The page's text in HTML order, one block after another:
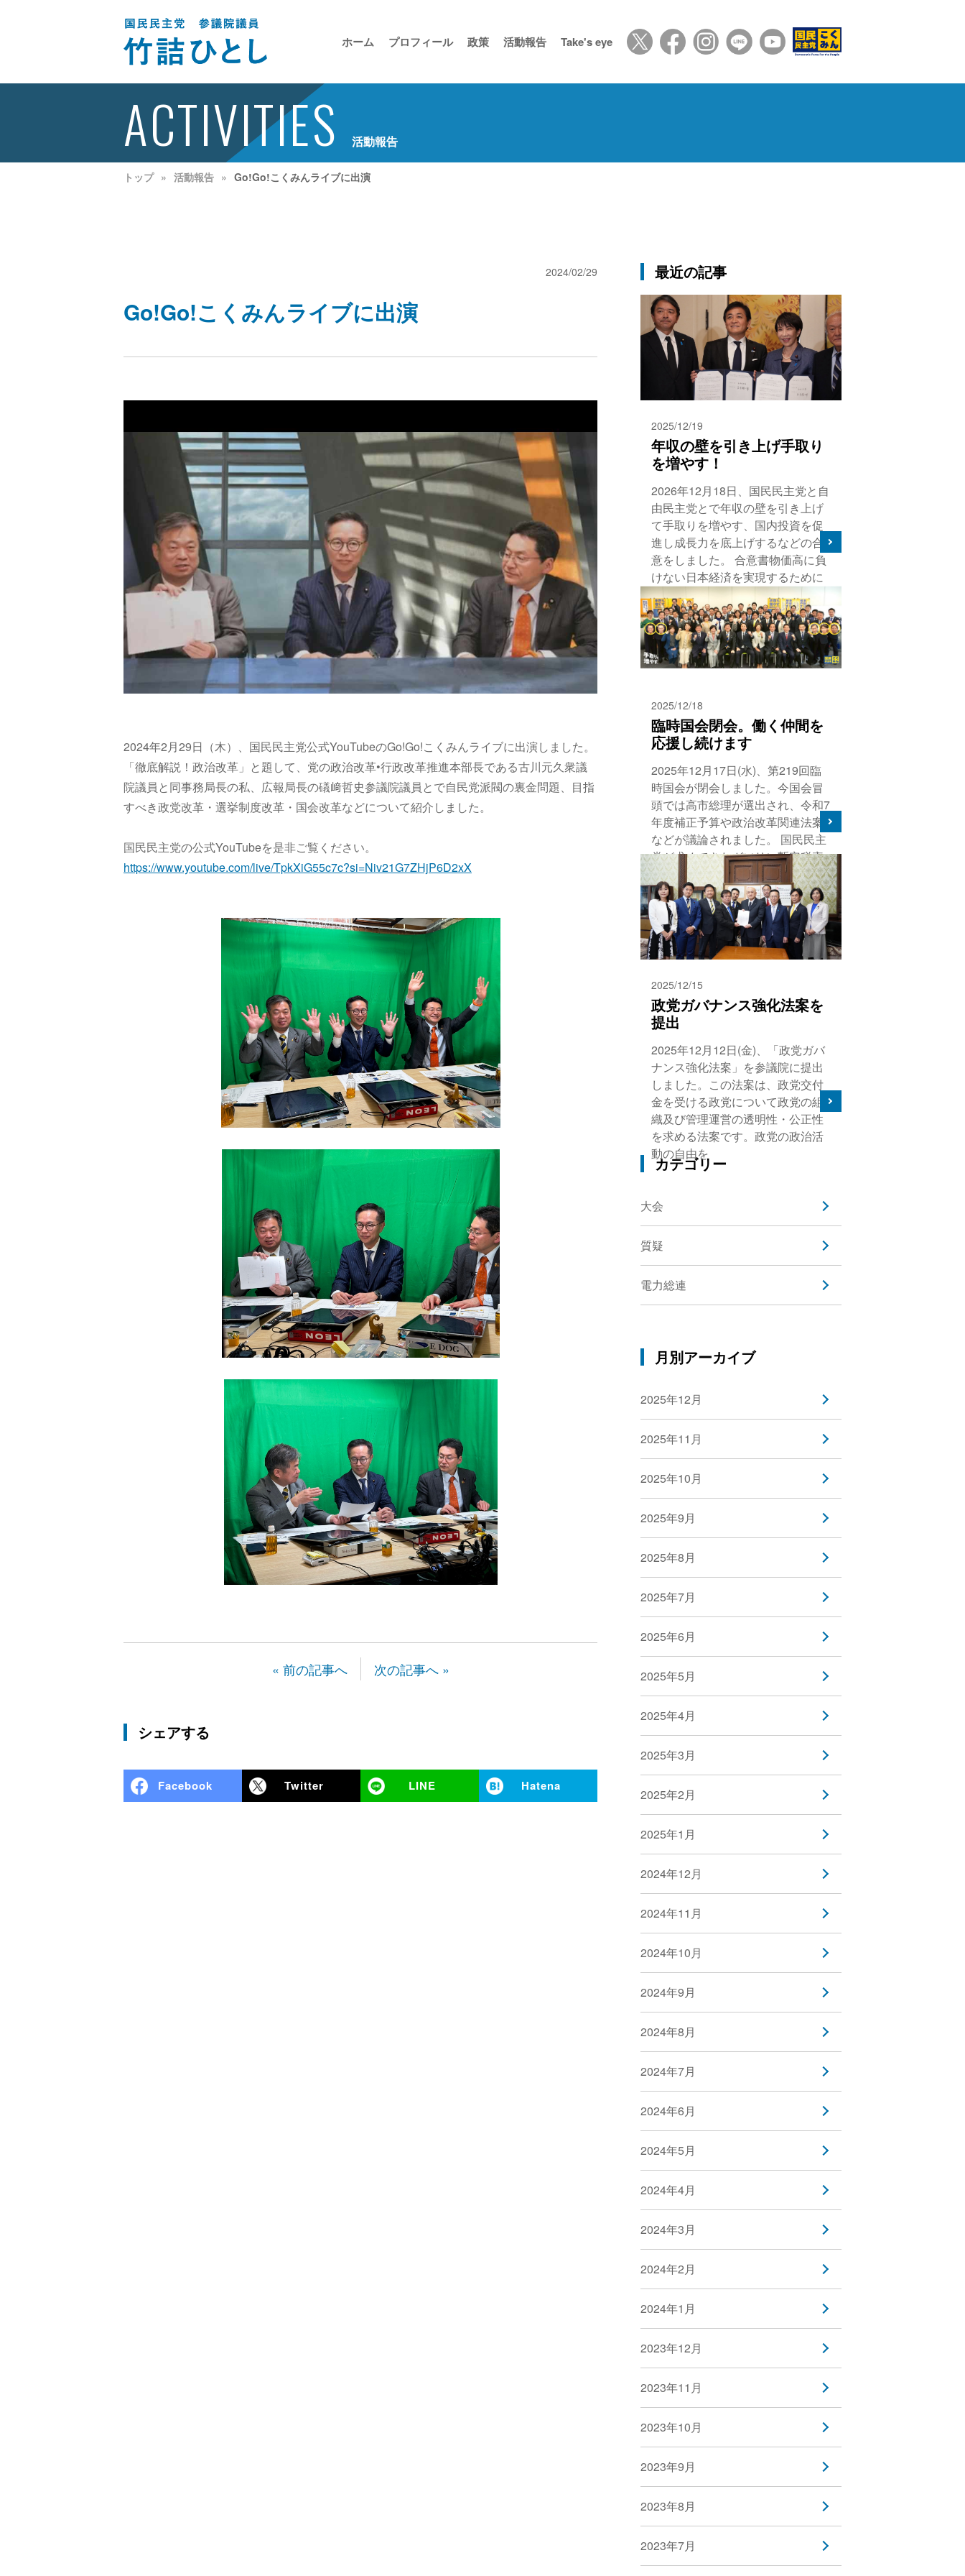
ホーム プロフィール 政策 活動報告 Take's eye
ACTIVITIES 活動報告
トップ 活動報告 Go!Go!こくみんライブに出演
2024/02/29
Go!Go!こくみんライブに出演
2024年2月29日（木）、国民民主党公式YouTubeのGo!Go!こくみんライブに出演しました。
「徹底解説！政治改革」と題して、党の政治改革•行政改革推進本部長である古川元久衆議
院議員と同事務局長の私、広報局長の礒﨑哲史参議院議員とで自民党派閥の裏金問題、目指
すべき政党改革・選挙制度改革・国会改革などについて紹介しました。
国民民主党の公式YouTubeを是非ご覧ください。
https://www.youtube.com/live/TpkXiG55c7c?si=Niv21G7ZHjP6D2xX
« 前の記事へ 次の記事へ »
シェアする
Facebook Twitter LINE Hatena
最近の記事
2025/12/19
年収の壁を引き上げ手取り
を増やす！
2026年12月18日、国民民主党と自
由民主党とで年収の壁を引き上げ
て手取りを増やす、国内投資を促
進し成長力を底上げするなどの合
意をしました。 合意書物価高に負
けない日本経済を実現するために
は、実質賃
2025/12/18
臨時国会閉会。働く仲間を
応援し続けます
2025年12月17日(水)、第219回臨
時国会が閉会しました。今国会冒
頭では高市総理が選出され、令和7
年度補正予算や政治改革関連法案
などが議論されました。 国民民主
党が求めてきたガソリン暫定税率
が5
2025/12/15
政党ガバナンス強化法案を
提出
2025年12月12日(金)、「政党ガバ
ナンス強化法案」を参議院に提出
しました。この法案は、政党交付
金を受ける政党について政党の組
織及び管理運営の透明性・公正性
を求める法案です。政党の政治活
動の自由を
カテゴリー
大会
質疑
電力総連
月別アーカイブ
2025年12月
2025年11月
2025年10月
2025年9月
2025年8月
2025年7月
2025年6月
2025年5月
2025年4月
2025年3月
2025年2月
2025年1月
2024年12月
2024年11月
2024年10月
2024年9月
2024年8月
2024年7月
2024年6月
2024年5月
2024年4月
2024年3月
2024年2月
2024年1月
2023年12月
2023年11月
2023年10月
2023年9月
2023年8月
2023年7月